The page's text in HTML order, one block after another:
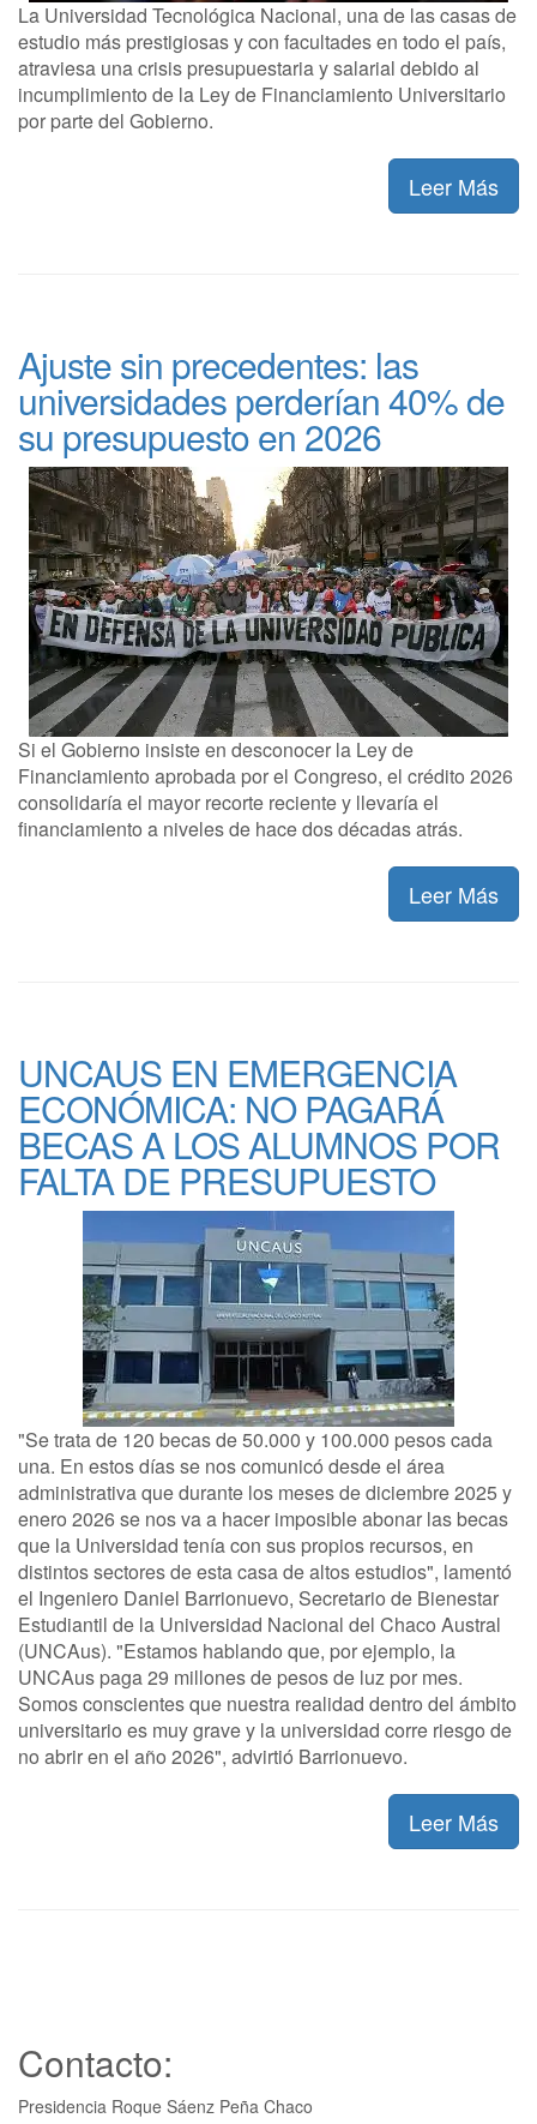
La Universidad Tecnológica Nacional, una de las casas de
estudio más prestigiosas y con facultades en todo el país,
atraviesa una crisis presupuestaria y salarial debido al
incumplimiento de la Ley de Financiamiento Universitario
por parte del Gobierno.
Leer Más
Ajuste sin precedentes: las
universidades perderían 40% de
su presupuesto en 2026
Si el Gobierno insiste en desconocer la Ley de
Financiamiento aprobada por el Congreso, el crédito 2026
consolidaría el mayor recorte reciente y llevaría el
financiamiento a niveles de hace dos décadas atrás.
Leer Más
UNCAUS EN EMERGENCIA
ECONÓMICA: NO PAGARÁ
BECAS A LOS ALUMNOS POR
FALTA DE PRESUPUESTO
"Se trata de 120 becas de 50.000 y 100.000 pesos cada
una. En estos días se nos comunicó desde el área
administrativa que durante los meses de diciembre 2025 y
enero 2026 se nos va a hacer imposible abonar las becas
que la Universidad tenía con sus propios recursos, en
distintos sectores de esta casa de altos estudios", lamentó
el Ingeniero Daniel Barrionuevo, Secretario de Bienestar
Estudiantil de la Universidad Nacional del Chaco Austral
(UNCAus). "Estamos hablando que, por ejemplo, la
UNCAus paga 29 millones de pesos de luz por mes.
Somos conscientes que nuestra realidad dentro del ámbito
universitario es muy grave y la universidad corre riesgo de
no abrir en el año 2026", advirtió Barrionuevo.
Leer Más
Contacto:
Presidencia Roque Sáenz Peña Chaco